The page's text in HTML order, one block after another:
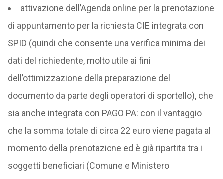
attivazione dell’Agenda online per la prenotazione
di appuntamento per la richiesta CIE integrata con
SPID (quindi che consente una verifica minima dei
dati del richiedente, molto utile ai fini
dell’ottimizzazione della preparazione del
documento da parte degli operatori di sportello), che
sia anche integrata con PAGO PA: con il vantaggio
che la somma totale di circa 22 euro viene pagata al
momento della prenotazione ed è già ripartita tra i
soggetti beneficiari (Comune e Ministero